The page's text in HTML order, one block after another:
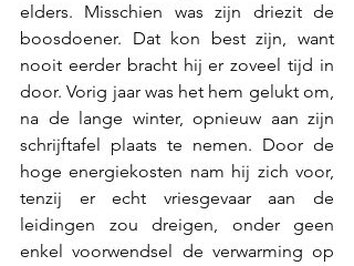
elders. Misschien was zijn driezit de
boosdoener. Dat kon best zijn, want
nooit eerder bracht hij er zoveel tijd in
door. Vorig jaar was het hem gelukt om,
na de lange winter, opnieuw aan zijn
schrijftafel plaats te nemen. Door de
hoge energiekosten nam hij zich voor,
tenzij er echt vriesgevaar aan de
leidingen zou dreigen, onder geen
enkel voorwendsel de verwarming op